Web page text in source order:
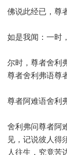
佛说此经已，尊
如是我闻：一时
尔时，尊者舍利
尊者舍利弗语尊
尊者阿难语舍利
舍利弗问尊者阿
见，记说彼人得
人往生，究竟苦